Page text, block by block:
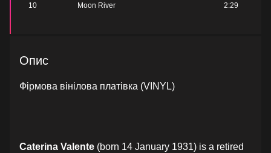
10 Moon River 2:29
Опис
Фірмова вінілова платівка (VINYL)
Caterina Valente (born 14 January 1931) is a retired